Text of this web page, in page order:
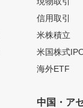
信用取引
米株積立
米国株式
海外ETF
中国・ア